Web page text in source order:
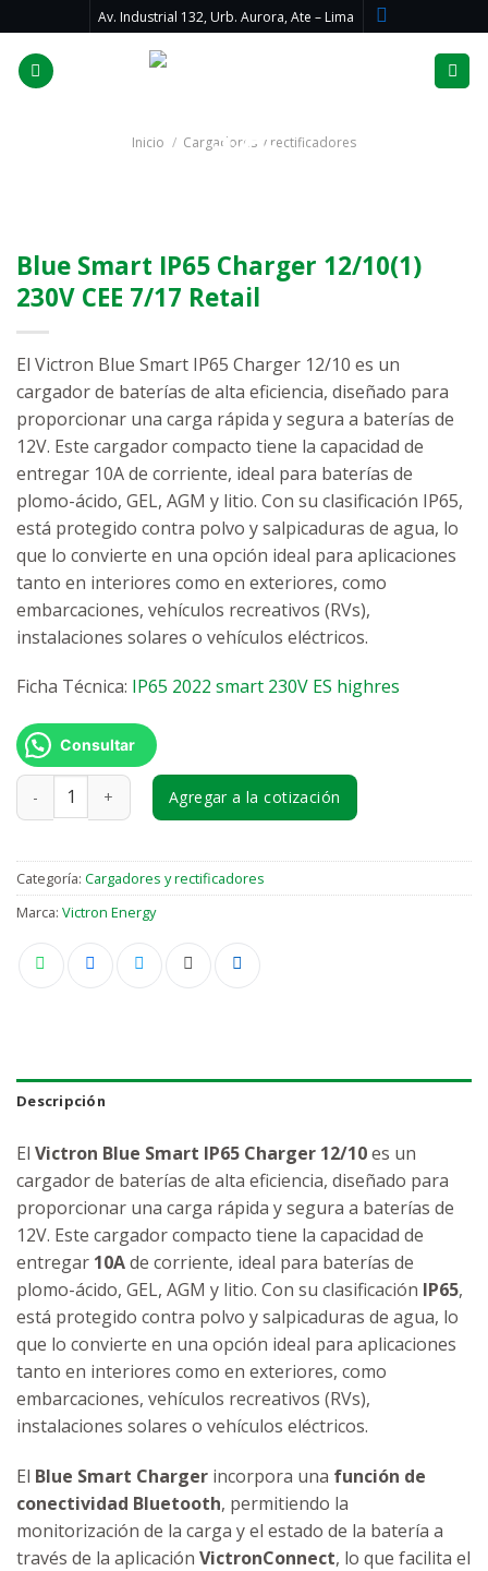
to
content
Av. Industrial 132, Urb. Aurora, Ate – Lima
Inicio / Cargadores y rectificadores
Blue Smart IP65 Charger 12/10(1)
230V CEE 7/17 Retail
El Victron Blue Smart IP65 Charger 12/10 es un
cargador de baterías de alta eficiencia, diseñado para
proporcionar una carga rápida y segura a baterías de
12V. Este cargador compacto tiene la capacidad de
entregar 10A de corriente, ideal para baterías de
plomo-ácido, GEL, AGM y litio. Con su clasificación IP65,
está protegido contra polvo y salpicaduras de agua, lo
que lo convierte en una opción ideal para aplicaciones
tanto en interiores como en exteriores, como
embarcaciones, vehículos recreativos (RVs),
instalaciones solares o vehículos eléctricos.
Ficha Técnica: IP65 2022 smart 230V ES highres
Consultar
Blue Smart IP65 Charger 12/10(1) 230V CEE 7/17 Retail
Agregar a la cotización
Categoría: Cargadores y rectificadores
Marca: Victron Energy
Descripción
El Victron Blue Smart IP65 Charger 12/10es un
cargador de baterías de alta eficiencia, diseñado para
proporcionar una carga rápida y segura a baterías de
12V. Este cargador compacto tiene la capacidad de
entregar 10Ade corriente, ideal para baterías de
plomo-ácido, GEL, AGM y litio. Con su clasificación IP65,
está protegido contra polvo y salpicaduras de agua, lo
que lo convierte en una opción ideal para aplicaciones
tanto en interiores como en exteriores, como
embarcaciones, vehículos recreativos (RVs),
instalaciones solares o vehículos eléctricos.
El Blue Smart Charger incorpora una función de
conectividad Bluetooth, permitiendo la
monitorización de la carga y el estado de la batería a
través de la aplicación VictronConnect, lo que facilita el